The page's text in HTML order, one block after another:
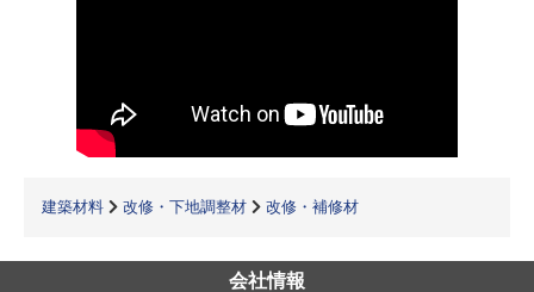
建築材料 改修・下地調整材 改修・補修材
会社情報